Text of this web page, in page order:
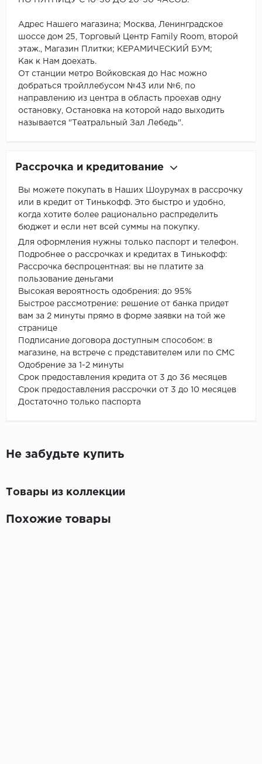
Адрес Нашего магазина; Москва, Ленинградское
шоссе дом 25, Торговый Центр Family Room, второй
этаж., Магазин Плитки; КЕРАМИЧЕСКИЙ БУМ;
Как к Нам доехать.
От станции метро Войковская до Нас можно
добраться тройллебусом №43 или №6, по
направлению из центра в область проехав одну
остановку, Остановка на которой надо выходить
называется "Театральный Зал Лебедь".
Рассрочка и кредитование
Вы можете покупать в Наших Шоурумах в рассрочку
или в кредит от Тинькофф. Это быстро и удобно,
когда хотите более рационально распределить
бюджет и если нет всей суммы на покупку.
Для оформления нужны только паспорт и телефон.
Подробнее о рассрочках и кредитах в Тинькофф:
Рассрочка беспроцентная: вы не платите за
пользование деньгами
Высокая вероятность одобрения: до 95%
Быстрое рассмотрение: решение от банка придет
вам за 2 минуты прямо в форме заявки на той же
странице
Подписание договора доступным способом: в
магазине, на встрече с представителем или по СМС
Одобрение за 1-2 минуты
Срок предоставления кредита от 3 до 36 месяцев
Срок предоставления рассрочки от 3 до 10 месяцев
Достаточно только паспорта
Не забудьте купить
Товары из коллекции
Похожие товары